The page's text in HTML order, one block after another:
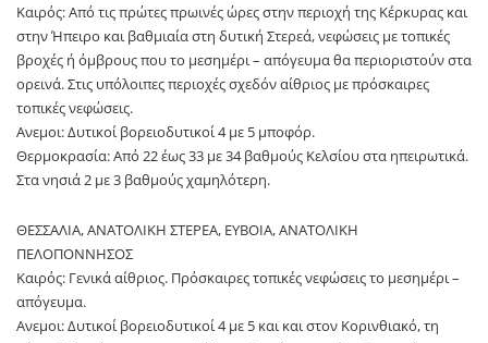
Καιρός: Από τις πρώτες πρωινές ώρες στην περιοχή της Κέρκυρας και
στην Ήπειρο και βαθμιαία στη δυτική Στερεά, νεφώσεις με τοπικές
βροχές ή όμβρους που το μεσημέρι – απόγευμα θα περιοριστούν στα
ορεινά. Στις υπόλοιπες περιοχές σχεδόν αίθριος με πρόσκαιρες
τοπικές νεφώσεις.
Ανεμοι: Δυτικοί βορειοδυτικοί 4 με 5 μποφόρ.
Θερμοκρασία: Από 22 έως 33 με 34 βαθμούς Κελσίου στα ηπειρωτικά.
Στα νησιά 2 με 3 βαθμούς χαμηλότερη.
ΘΕΣΣΑΛΙΑ, ΑΝΑΤΟΛΙΚΗ ΣΤΕΡΕΑ, ΕΥΒΟΙΑ, ΑΝΑΤΟΛΙΚΗ
ΠΕΛΟΠΟΝΝΗΣΟΣ
Καιρός: Γενικά αίθριος. Πρόσκαιρες τοπικές νεφώσεις το μεσημέρι –
απόγευμα.
Ανεμοι: Δυτικοί βορειοδυτικοί 4 με 5 και και στον Κορινθιακό, τη